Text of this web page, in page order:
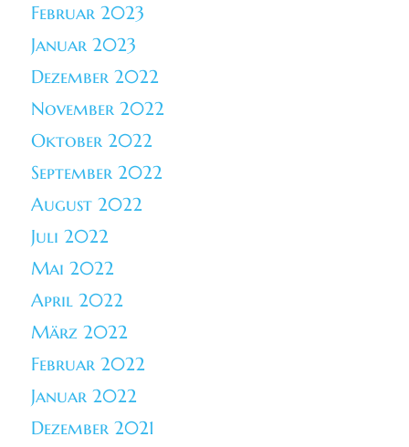
Februar 2023
Januar 2023
Dezember 2022
November 2022
Oktober 2022
September 2022
August 2022
Juli 2022
Mai 2022
April 2022
März 2022
Februar 2022
Januar 2022
Dezember 2021